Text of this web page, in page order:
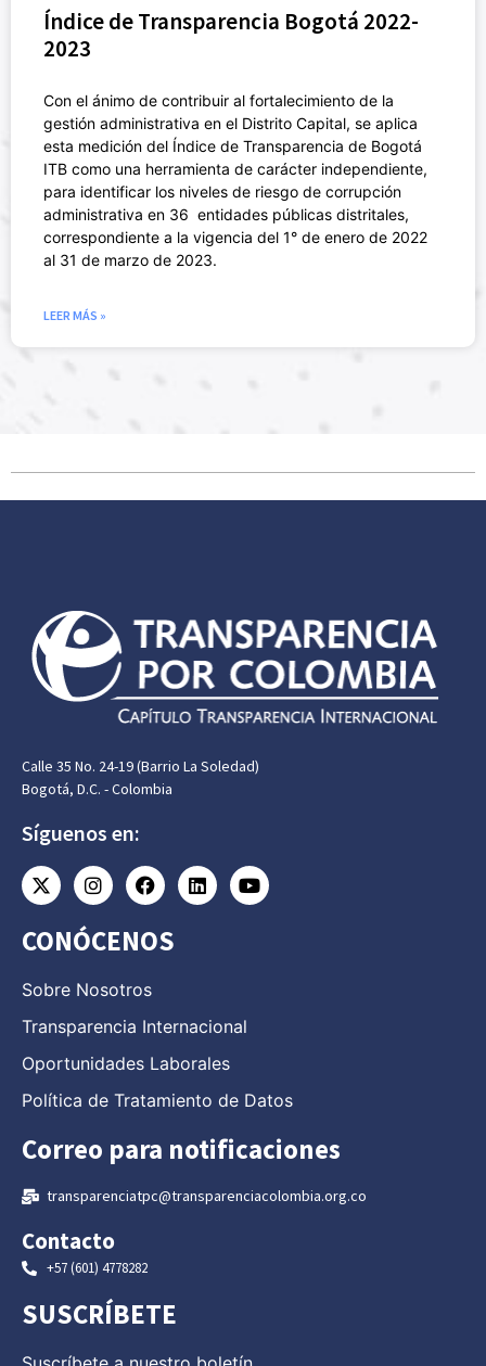
Índice de Transparencia Bogotá 2022-
2023
Con el ánimo de contribuir al fortalecimiento de la
gestión administrativa en el Distrito Capital, se aplica
esta medición del Índice de Transparencia de Bogotá
ITB como una herramienta de carácter independiente,
para identificar los niveles de riesgo de corrupción
administrativa en 36 entidades públicas distritales,
correspondiente a la vigencia del 1° de enero de 2022
al 31 de marzo de 2023.
LEER MÁS »
Calle 35 No. 24-19 (Barrio La Soledad)
Bogotá, D.C. - Colombia
Síguenos en:
CONÓCENOS
Sobre Nosotros
Transparencia Internacional
Oportunidades Laborales
Política de Tratamiento de Datos
Correo para notificaciones
transparenciatpc@transparenciacolombia.org.co
Contacto
+57 (601) 4778282
SUSCRÍBETE